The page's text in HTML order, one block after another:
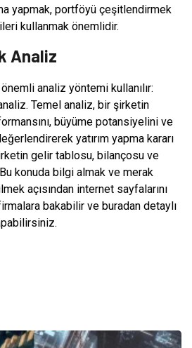
yapmak, portföyü çeşitlendirmek
kullanmak önemlidir.
Analiz
analiz yöntemi kullanılır:
Temel analiz, bir şirketin
büyüme potansiyelini ve
yatırım yapma kararı
gelir tablosu, bilançosu ve
konuda bilgi almak ve merak
açısından internet sayfalarını
bakabilir ve buradan detaylı